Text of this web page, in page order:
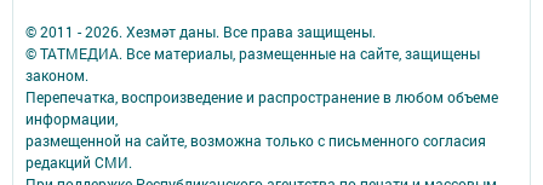
© 2011 - 2026. Хезмәт даны. Все права защищены.
© ТАТМЕДИА. Все материалы, размещенные на сайте, защищены
законом.
Перепечатка, воспроизведение и распространение в любом объеме
информации,
размещенной на сайте, возможна только с письменного согласия
редакций СМИ.